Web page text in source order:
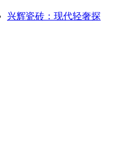
兴辉瓷砖：现代轻奢探